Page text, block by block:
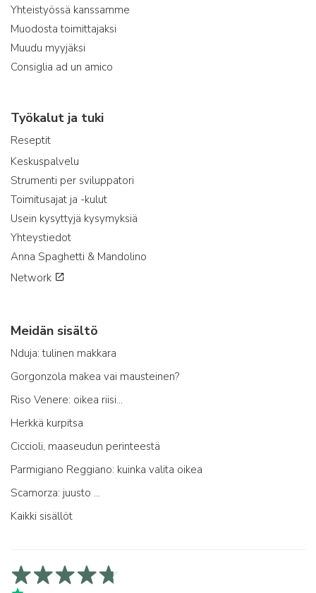
Yhteistyössä kanssamme
Muodosta toimittajaksi
Muudu myyjäksi
Consiglia ad un amico
Työkalut ja tuki
Reseptit
Keskuspalvelu
Strumenti per sviluppatori
Toimitusajat ja -kulut
Usein kysyttyjä kysymyksiä
Yhteystiedot
Anna Spaghetti & Mandolino
Network
Meidän sisältö
Nduja: tulinen makkara
Gorgonzola makea vai mausteinen?
Riso Venere: oikea riisi...
Herkkä kurpitsa
Ciccioli, maaseudun perinteestä
Parmigiano Reggiano: kuinka valita oikea
Scamorza: juusto ...
Kaikki sisällöt